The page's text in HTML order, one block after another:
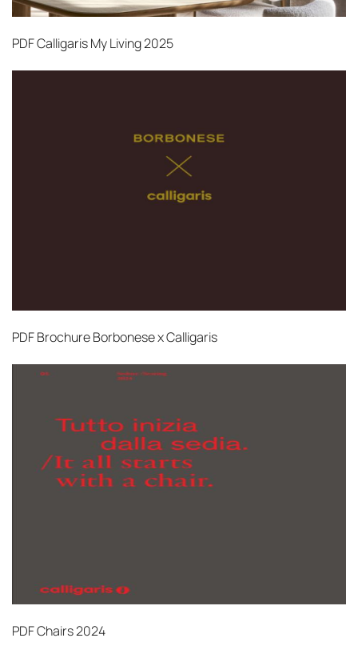
PDFCalligaris My Living 2025
PDFBrochure Borbonese x Calligaris
PDFChairs 2024